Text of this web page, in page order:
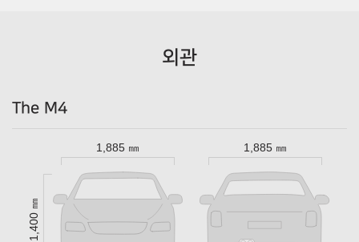
외관
The M4
1,885 ㎜ 1,885 ㎜
1,400 ㎜